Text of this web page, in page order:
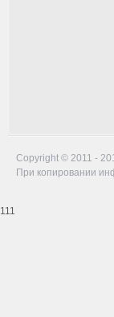
Copyright © 2011 -
При копировании
111